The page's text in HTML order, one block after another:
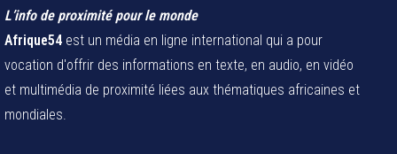
L’info de proximité pour le monde
Afrique54 est un média en ligne international qui a pour
vocation d'offrir des informations en texte, en audio, en vidéo
et multimédia de proximité liées aux thématiques africaines et
mondiales.